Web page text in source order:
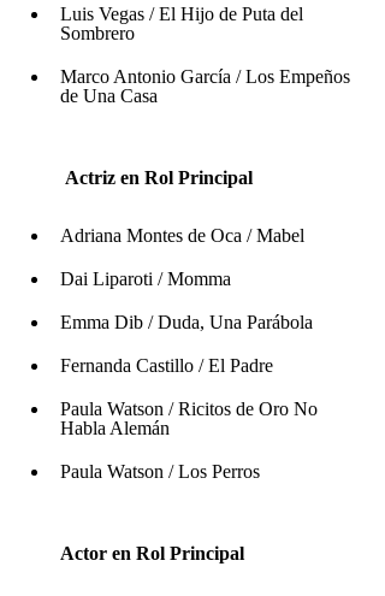
Luis Vegas / El Hijo de Puta del
Sombrero
Marco Antonio García / Los Empeños
de Una Casa
Actriz en Rol Principal
Adriana Montes de Oca / Mabel
Dai Liparoti / Momma
Emma Dib / Duda, Una Parábola
Fernanda Castillo / El Padre
Paula Watson / Ricitos de Oro No
Habla Alemán
Paula Watson / Los Perros
Actor en Rol Principal